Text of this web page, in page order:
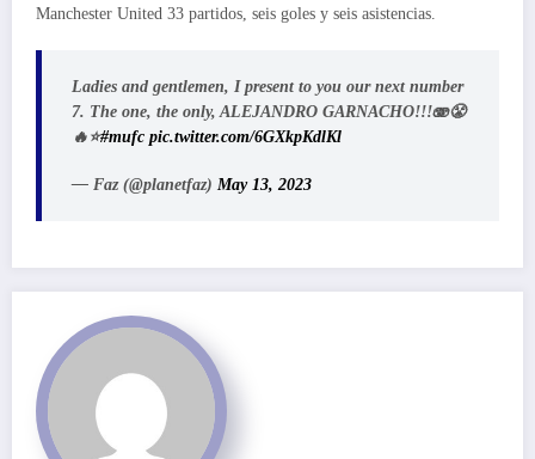
Manchester United 33 partidos, seis goles y seis asistencias.
Ladies and gentlemen, I present to you our next number
7. The one, the only, ALEJANDRO GARNACHO!!!🫨😤
🔥⭐️#mufc pic.twitter.com/6GXkpKdlKl
— Faz (@planetfaz) May 13, 2023